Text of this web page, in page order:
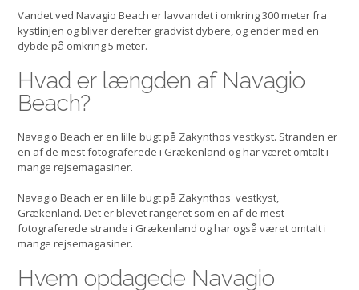
Vandet ved Navagio Beach er lavvandet i omkring 300 meter fra
kystlinjen og bliver derefter gradvist dybere, og ender med en
dybde på omkring 5 meter.
Hvad er længden af Navagio
Beach?
Navagio Beach er en lille bugt på Zakynthos vestkyst. Stranden er
en af de mest fotograferede i Grækenland og har været omtalt i
mange rejsemagasiner.
Navagio Beach er en lille bugt på Zakynthos' vestkyst,
Grækenland. Det er blevet rangeret som en af de mest
fotograferede strande i Grækenland og har også været omtalt i
mange rejsemagasiner.
Hvem opdagede Navagio